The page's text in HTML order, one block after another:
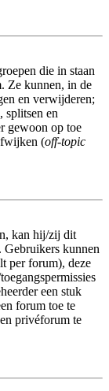
die in staan
Ze kunnen, in de
en verwijderen;
splitsen en
gewoon op toe
(off-topic
kan hij/zij dit
Gebruikers kunnen
per forum), deze
een stuk
forum toe te
privéforum te